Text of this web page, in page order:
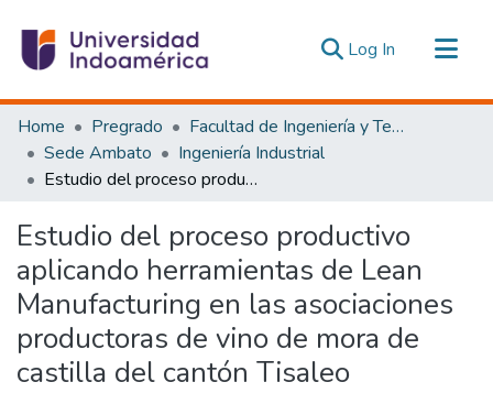
Log In (current)
Communities & Collections
All of DSpace
Statistics
Home Pregrado
Facultad de Ingeniería y Tecnologías de la Información y la Comunicación
Sede Ambato
Ingeniería Industrial
Estudio del proceso productivo aplicando herramientas de Lean Manufacturing en las asociaciones productoras de vino de mora de castilla del cantón Tisaleo
Estudio del proceso productivo
aplicando herramientas de Lean
Manufacturing en las asociaciones
productoras de vino de mora de
castilla del cantón Tisaleo